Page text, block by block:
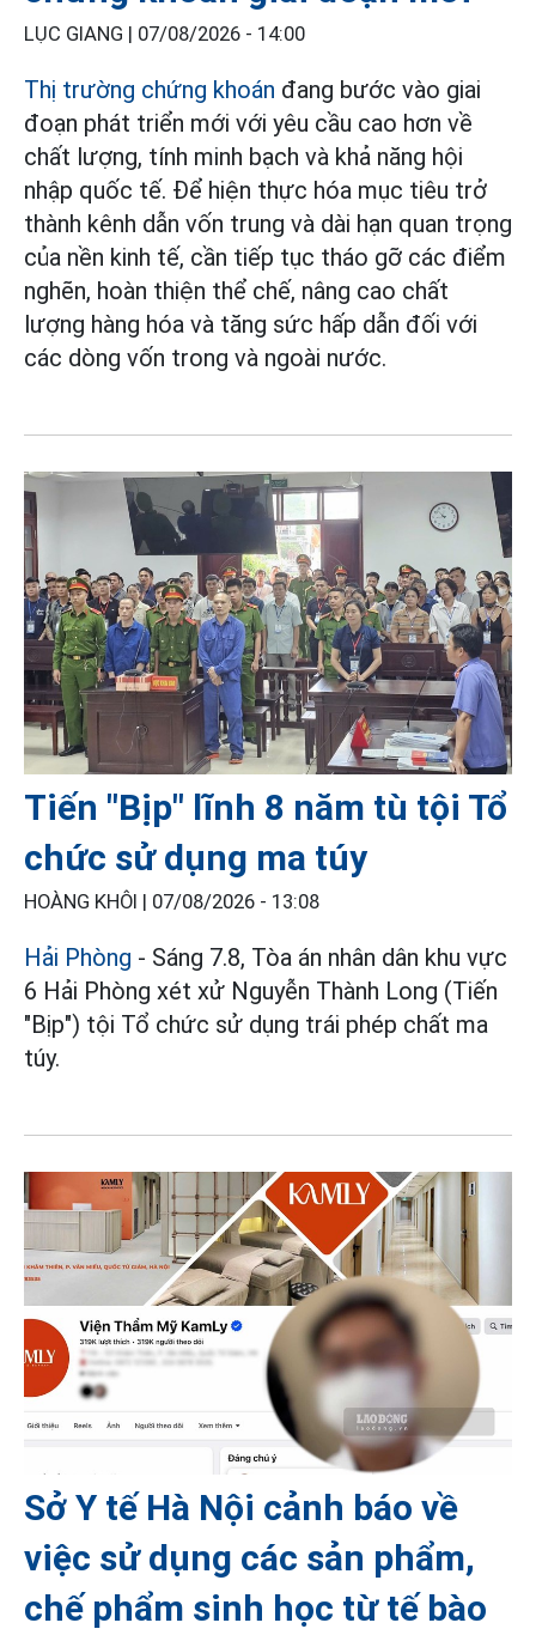
LỤC GIANG | 07/08/2026 - 14:00
Thị trường chứng khoán đang bước vào giai
đoạn phát triển mới với yêu cầu cao hơn về
chất lượng, tính minh bạch và khả năng hội
nhập quốc tế. Để hiện thực hóa mục tiêu trở
thành kênh dẫn vốn trung và dài hạn quan trọng
của nền kinh tế, cần tiếp tục tháo gỡ các điểm
nghẽn, hoàn thiện thể chế, nâng cao chất
lượng hàng hóa và tăng sức hấp dẫn đối với
các dòng vốn trong và ngoài nước.
Tiến "Bịp" lĩnh 8 năm tù tội Tổ
chức sử dụng ma túy
HOÀNG KHÔI | 07/08/2026 - 13:08
Hải Phòng - Sáng 7.8, Tòa án nhân dân khu vực
6 Hải Phòng xét xử Nguyễn Thành Long (Tiến
"Bịp") tội Tổ chức sử dụng trái phép chất ma
túy.
Sở Y tế Hà Nội cảnh báo về
việc sử dụng các sản phẩm,
chế phẩm sinh học từ tế bào